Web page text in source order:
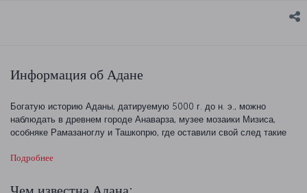
Информация об Адане
Богатую историю Аданы, датируемую 5000 г. до н. э., можно
наблюдать в древнем городе Анаварза, музее мозаики Мизиса,
особняке Рамазаноглу и Ташкопрю, где оставили свой след такие
византийцы и османы. Среди красивых природных
Юрегир, озеро Сейхан, пляж Караташ и озеро Акьятан. Адана также
Подробнее